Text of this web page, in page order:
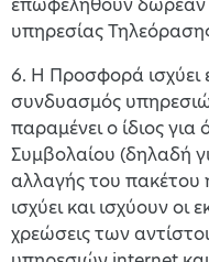
υπηρεσίας
6. Η Προσφορά ισχύει
συνδυασμός
παραμένει ο ίδιος για
Συμβολαίου (δηλαδή
αλλαγής του πακέτου
ισχύει και ισχύουν οι
χρεώσεις των